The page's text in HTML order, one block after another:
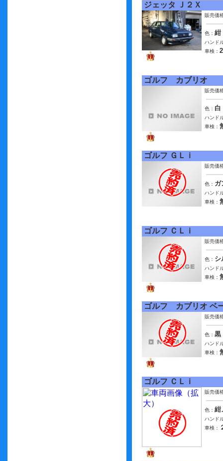
ジェッタ Ｊ２Ｘ
販売価
色： 紺
ハンド
車検：
ゴルフ カブリオ
販売価
色： 白
ハンド
車検：
ゴルフ ＧＬｉ
販売価
色： ガ
ハンド
車検：
ゴルフ ＣＬｉ
販売価
色： シ
ハンド
車検：
ゴルフ カブリオ ベ
販売価
色： 黒
ハンド
車検：
ゴルフ ＣＬｉ
販売価
色： 紺
ハンド
車検：